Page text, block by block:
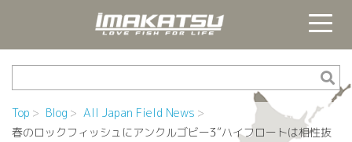
Top Blog
All Japan Field News
春のロックフィッシュにアンクルゴビー3”ハイフロートは相性抜